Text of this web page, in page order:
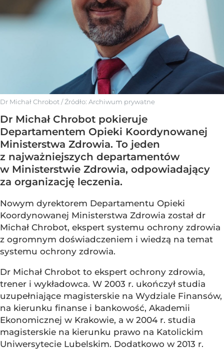
Dr Michał Chrobot/ Źródło: Archiwum prywatne
Dr Michał Chrobot pokieruje
Departamentem Opieki Koordynowanej
Ministerstwa Zdrowia. To jeden
z najważniejszych departamentów
w Ministerstwie Zdrowia, odpowiadający
za organizację leczenia.
Nowym dyrektorem Departamentu Opieki
Koordynowanej Ministerstwa Zdrowia został dr
Michał Chrobot, ekspert systemu ochrony zdrowia
z ogromnym doświadczeniem i wiedzą na temat
systemu ochrony zdrowia.
Dr Michał Chrobot to ekspert ochrony zdrowia,
trener i wykładowca. W 2003 r. ukończył studia
uzupełniające magisterskie na Wydziale Finansów,
na kierunku finanse i bankowość, Akademii
Ekonomicznej w Krakowie, a w 2004 r. studia
magisterskie na kierunku prawo na Katolickim
Uniwersytecie Lubelskim. Dodatkowo w 2013 r.